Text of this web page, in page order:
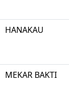
HANAKAU
MEKAR BAKTI